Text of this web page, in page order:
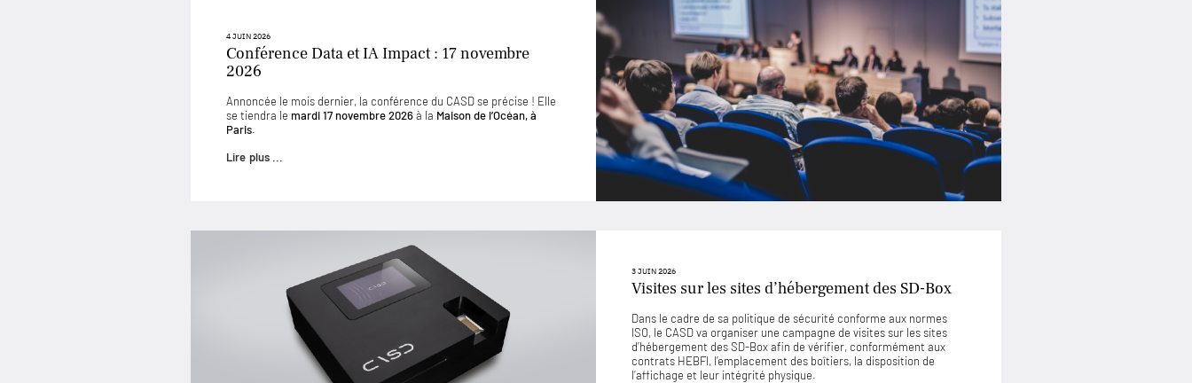
4 JUIN 2026
Conférence Data et IA Impact : 17 novembre
2026
Annoncée le mois dernier, la conférence du CASD se précise ! Elle
se tiendra le mardi 17 novembre 2026à la Maison de l’Océan, à
Paris.
Lire plus ...
3 JUIN 2026
Visites sur les sites d’hébergement des SD-Box
Dans le cadre de sa politique de sécurité conforme aux normes
ISO, le CASD va organiser une campagne de visites sur les sites
d’hébergement des SD-Box afin de vérifier, conformément aux
contrats HEBFI, l’emplacement des boîtiers, la disposition de
l’affichage et leur intégrité physique.